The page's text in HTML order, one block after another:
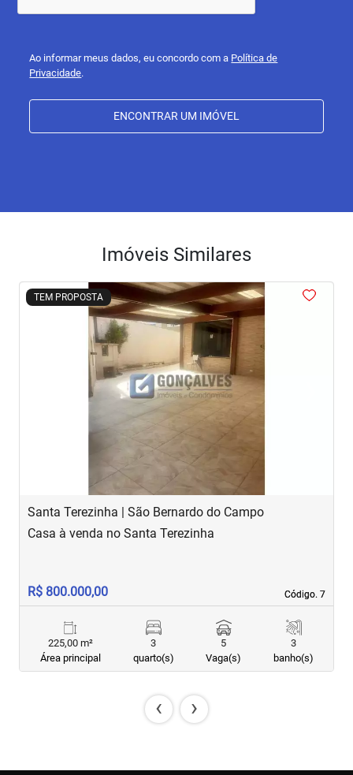
Ao informar meus dados, eu concordo com a Política de
Privacidade.
ENCONTRAR UM IMÓVEL
Imóveis Similares
TEM PROPOSTA
<<<<
Previous
Santa Terezinha | São Bernardo do Campo
Código. 7
Código. 7
Casa à venda no Santa Terezinha
R$ 800.000,00
225,00 m²
Área principal
3
quarto(s)
5
Vaga(s)
3
banho(s)
‹ ›